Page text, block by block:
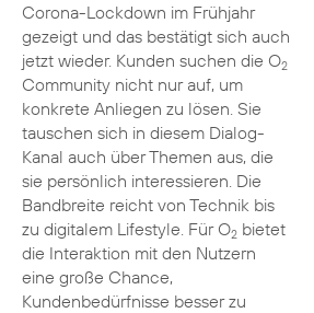
Corona-Lockdown im Frühjahr
gezeigt und das bestätigt sich auch
jetzt wieder. Kunden suchen die O2
Community nicht nur auf, um
konkrete Anliegen zu lösen. Sie
tauschen sich in diesem Dialog-
Kanal auch über Themen aus, die
sie persönlich interessieren. Die
Bandbreite reicht von Technik bis
zu digitalem Lifestyle. Für O2bietet
die Interaktion mit den Nutzern
eine große Chance,
Kundenbedürfnisse besser zu